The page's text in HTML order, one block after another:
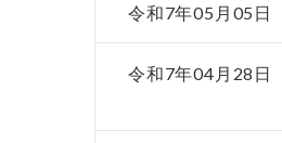
令和7年05月05日
令和7年04月28日